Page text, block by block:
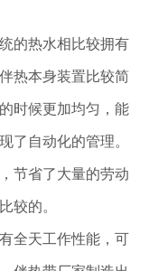
的热水相比较拥有
热本身装置比较简
时候更加均匀，能
了自动化的管理。
节省了大量的劳动
较的。
全天工作性能，可